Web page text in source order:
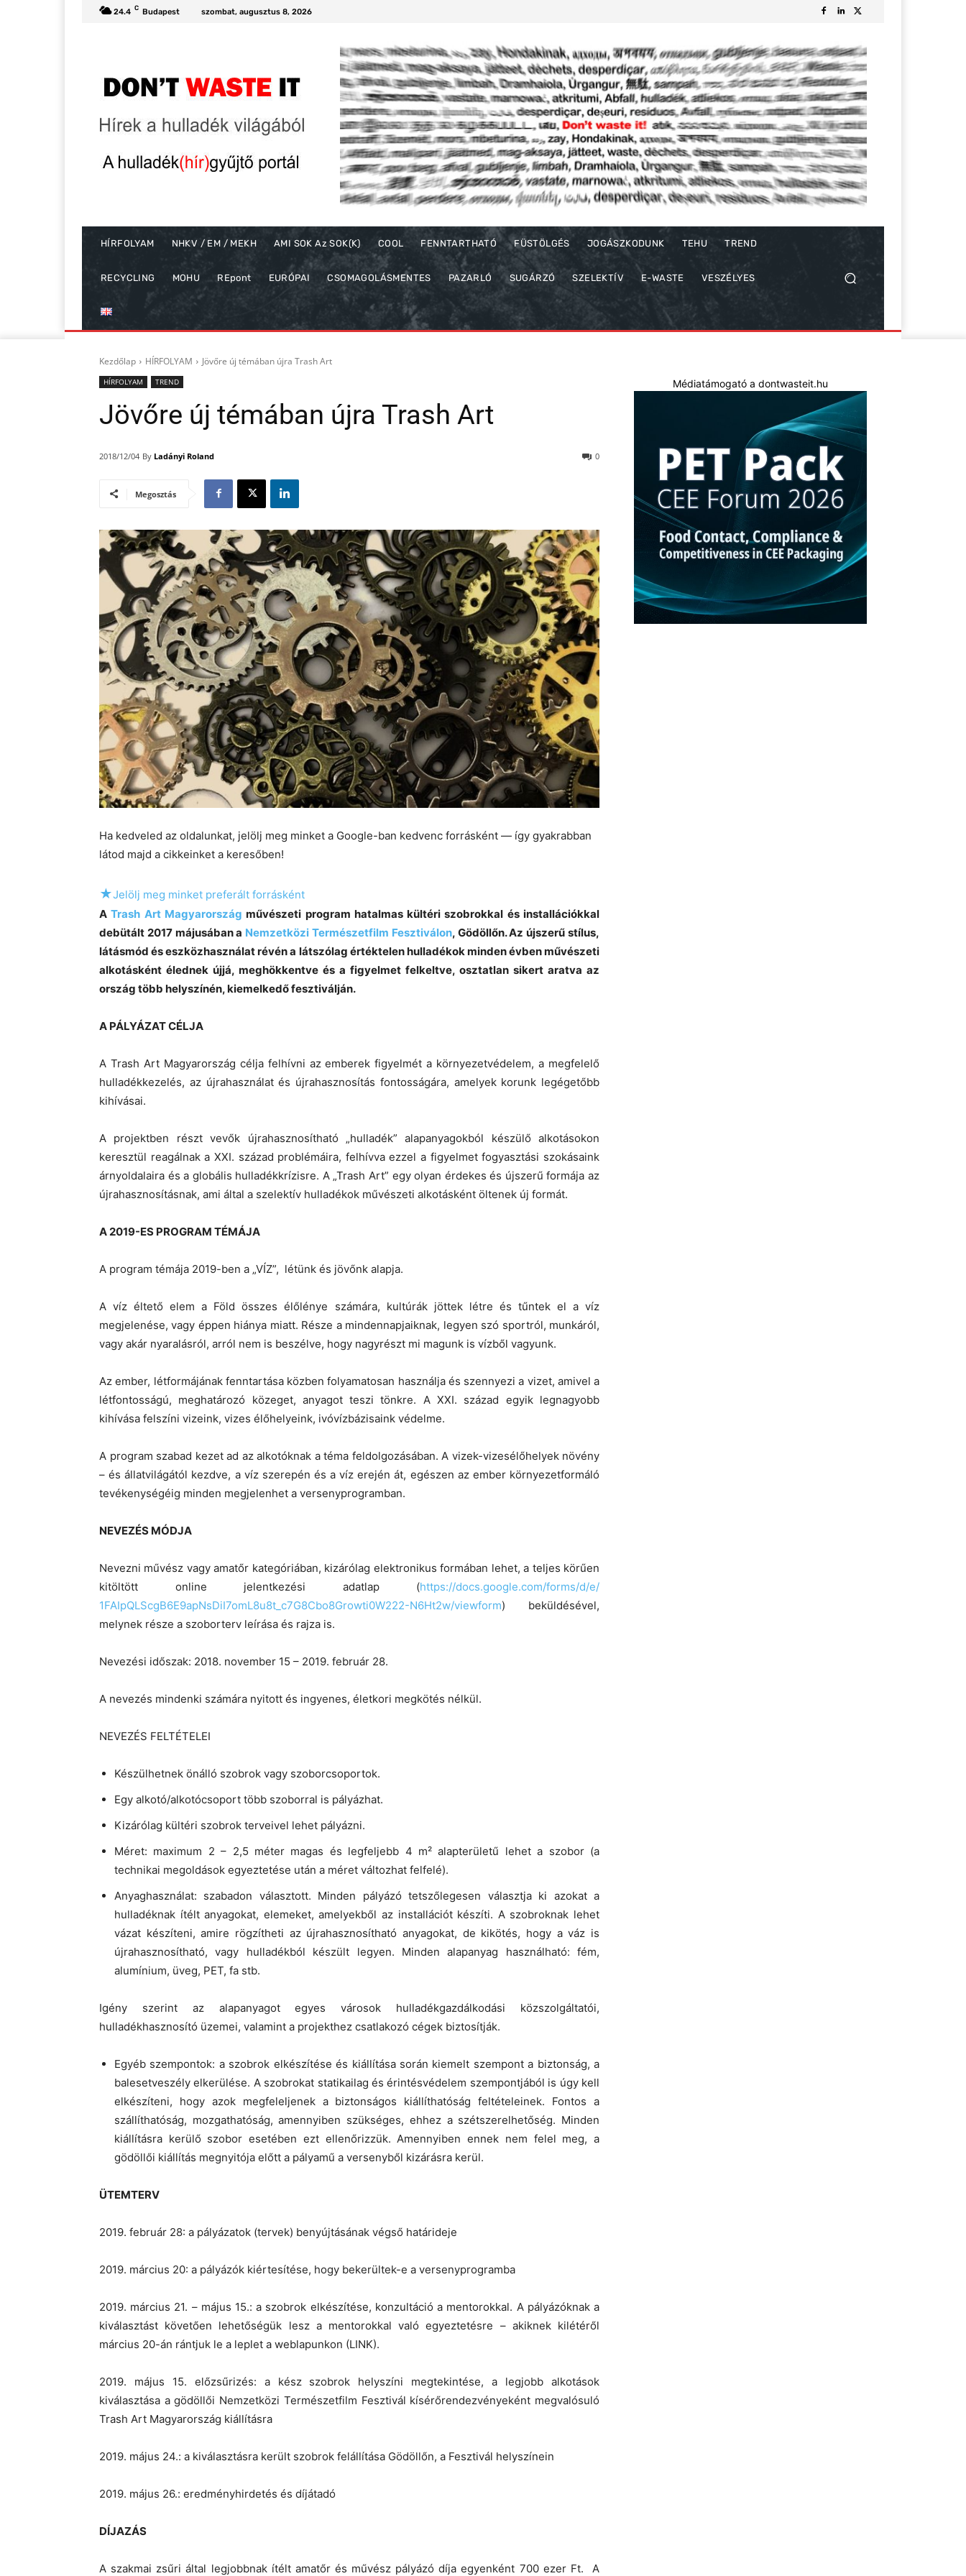
24.4 C Budapest szombat, augusztus 8, 2026
HÍRFOLYAM NHKV / EM / MEKH AMI SOK Az SOK(K) COOL FENNTARTHATÓ FÜSTÖLGÉS JOGÁSZKODUNK TEHU TREND
RECYCLING MOHU REpont EURÓPAI CSOMAGOLÁSMENTES PAZARLÓ SUGÁRZÓ SZELEKTÍV E-WASTE VESZÉLYES
Kezdőlap HÍRFOLYAM Jövőre új témában újra Trash Art
HÍRFOLYAM TREND
Jövőre új témában újra Trash Art
2018/12/04 By Ladányi Roland 0
Megosztás
Ha kedveled az oldalunkat, jelölj meg minket a Google-ban kedvenc forrásként — így gyakrabban
látod majd a cikkeinket a keresőben!
★Jelölj meg minket preferált forrásként
ATrash Art Magyarország művészeti program hatalmas kültéri szobrokkal és installációkkal
debütált 2017 májusában a Nemzetközi Természetfilm Fesztiválon, Gödöllőn. Az újszerű stílus,
látásmód és eszközhasználat révén a látszólag értéktelen hulladékok minden évben művészeti
alkotásként élednek újjá, meghökkentve és a figyelmet felkeltve, osztatlan sikert aratva az
ország több helyszínén, kiemelkedő fesztiválján.
A PÁLYÁZAT CÉLJA
A Trash Art Magyarország célja felhívni az emberek figyelmét a környezetvédelem, a megfelelő
hulladékkezelés, az újrahasználat és újrahasznosítás fontosságára, amelyek korunk legégetőbb
kihívásai.
A projektben részt vevők újrahasznosítható „hulladék” alapanyagokból készülő alkotásokon
keresztül reagálnak a XXI. század problémáira, felhívva ezzel a figyelmet fogyasztási szokásaink
árnyoldalaira és a globális hulladékkrízisre. A „Trash Art” egy olyan érdekes és újszerű formája az
újrahasznosításnak, ami által a szelektív hulladékok művészeti alkotásként öltenek új formát.
A 2019-ES PROGRAM TÉMÁJA
A program témája 2019-ben a „VÍZ”, létünk és jövőnk alapja.
A víz éltető elem a Föld összes élőlénye számára, kultúrák jöttek létre és tűntek el a víz
megjelenése, vagy éppen hiánya miatt. Része a mindennapjaiknak, legyen szó sportról, munkáról,
vagy akár nyaralásról, arról nem is beszélve, hogy nagyrészt mi magunk is vízből vagyunk.
Az ember, létformájának fenntartása közben folyamatosan használja és szennyezi a vizet, amivel a
létfontosságú, meghatározó közeget, anyagot teszi tönkre. A XXI. század egyik legnagyobb
kihívása felszíni vizeink, vizes élőhelyeink, ivóvízbázisaink védelme.
A program szabad kezet ad az alkotóknak a téma feldolgozásában. A vizek-vizesélőhelyek növény
– és állatvilágától kezdve, a víz szerepén és a víz erején át, egészen az ember környezetformáló
tevékenységéig minden megjelenhet a versenyprogramban.
NEVEZÉS MÓDJA
Nevezni művész vagy amatőr kategóriában, kizárólag elektronikus formában lehet, a teljes körűen
kitöltött online jelentkezési adatlap (https://docs.google.com/forms/d/e/
1FAIpQLScgB6E9apNsDiI7omL8u8t_ c7G8Cbo8Growti0W222-N6Ht2w/viewform) beküldésével,
melynek része a szoborterv leírása és rajza is.
Nevezési időszak: 2018. november 15 – 2019. február 28.
A nevezés mindenki számára nyitott és ingyenes, életkori megkötés nélkül.
NEVEZÉS FELTÉTELEI
Készülhetnek önálló szobrok vagy szoborcsoportok.
Egy alkotó/alkotócsoport több szoborral is pályázhat.
Kizárólag kültéri szobrok terveivel lehet pályázni.
Méret: maximum 2 – 2,5 méter magas és legfeljebb 4 m² alapterületű lehet a szobor (a
technikai megoldások egyeztetése után a méret változhat felfelé).
Anyaghasználat: szabadon választott. Minden pályázó tetszőlegesen választja ki azokat a
hulladéknak ítélt anyagokat, elemeket, amelyekből az installációt készíti. A szobroknak lehet
vázat készíteni, amire rögzítheti az újrahasznosítható anyagokat, de kikötés, hogy a váz is
újrahasznosítható, vagy hulladékból készült legyen. Minden alapanyag használható: fém,
alumínium, üveg, PET, fa stb.
Igény szerint az alapanyagot egyes városok hulladékgazdálkodási közszolgáltatói,
hulladékhasznosító üzemei, valamint a projekthez csatlakozó cégek biztosítják.
Egyéb szempontok: a szobrok elkészítése és kiállítása során kiemelt szempont a biztonság, a
balesetveszély elkerülése. A szobrokat statikailag és érintésvédelem szempontjából is úgy kell
elkészíteni, hogy azok megfeleljenek a biztonságos kiállíthatóság feltételeinek. Fontos a
szállíthatóság, mozgathatóság, amennyiben szükséges, ehhez a szétszerelhetőség. Minden
kiállításra kerülő szobor esetében ezt ellenőrizzük. Amennyiben ennek nem felel meg, a
gödöllői kiállítás megnyitója előtt a pályamű a versenyből kizárásra kerül.
ÜTEMTERV
2019. február 28: a pályázatok (tervek) benyújtásának végső határideje
2019. március 20: a pályázók kiértesítése, hogy bekerültek-e a versenyprogramba
2019. március 21. – május 15.: a szobrok elkészítése, konzultáció a mentorokkal. A pályázóknak a
kiválasztást követően lehetőségük lesz a mentorokkal való egyeztetésre – akiknek kilétéről
március 20-án rántjuk le a leplet a weblapunkon (LINK).
2019. május 15. előzsűrizés: a kész szobrok helyszíni megtekintése, a legjobb alkotások
kiválasztása a gödöllői Nemzetközi Természetfilm Fesztivál kísérőrendezvényeként megvalósuló
Trash Art Magyarország kiállításra
2019. május 24.: a kiválasztásra került szobrok felállítása Gödöllőn, a Fesztivál helyszínein
2019. május 26.: eredményhirdetés és díjátadó
DÍJAZÁS
A szakmai zsűri által legjobbnak ítélt amatőr és művész pályázó díja egyenként 700 ezer Ft. A
Médiatámogató a dontwasteit.hu